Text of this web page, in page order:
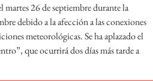
martes 26 de septiembre durante la
debido a la afección a las conexiones
meteorológicas. Se ha aplazado el
que ocurrirá dos días más tarde a